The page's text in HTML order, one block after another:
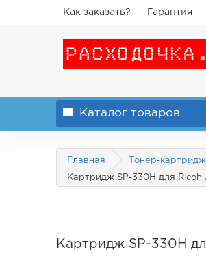
Как заказать? Гарантия
Каталог товаров
Главная Тонер-
Картридж SP-330H для Ricoh
Картридж SP-330H